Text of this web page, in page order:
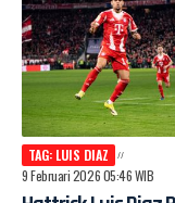
TAG: LUIS DIAZ
9 Februari 2026 05:46 WIB